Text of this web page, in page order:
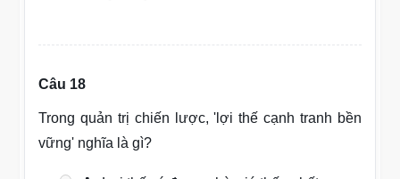
Câu 18
Trong quản trị chiến lược, 'lợi thế cạnh tranh bền
vững' nghĩa là gì?